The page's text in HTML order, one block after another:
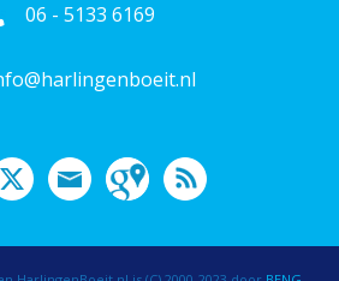
06 - 5133 6169